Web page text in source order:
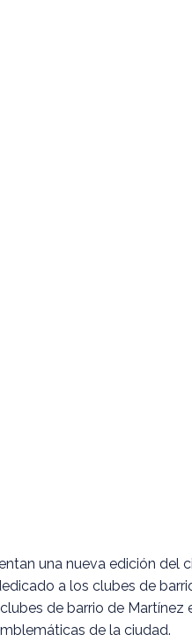
una nueva edición
a los clubes de
de barrio de
de la ciudad.